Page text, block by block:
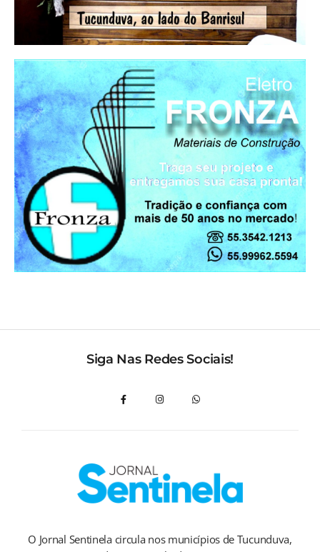
Siga Nas Redes Sociais!
O Jornal Sentinela circula nos municípios de Tucunduva,